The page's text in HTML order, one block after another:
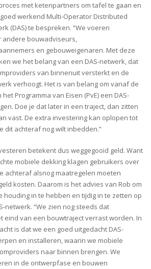
met ketenpartners om tafel te gaan en
werkend Multi-Operator Distributed
(DAS) te bespreken. “We voeren
andere bouwadviseurs,
en gebouweigenaren. Met deze
we het belang van een DAS-netwerk, dat
van binnenuit versterkt en de
verhoogt. Het is van belang om vanaf de
Programma van Eisen (PvE) een DAS-
Doe je dat later in een traject, dan zitten
vast. De extra investering kan oplopen tot
dit achteraf nog wilt inbedden.”
betekent dus weggegooid geld. Want
mobiele dekking klagen gebruikers over
achteraf alsnog maatregelen moeten
kosten. Daarom is het advies van Rob om
houding in te hebben en tijdig in te zetten op
netwerk. “We zien nog steeds dat
eind van een bouwtraject verrast worden. In
is dat we een goed uitgedacht DAS-
en installeren, waarin we mobiele
naar binnen brengen. We
in de ontwerpfase en bouwen